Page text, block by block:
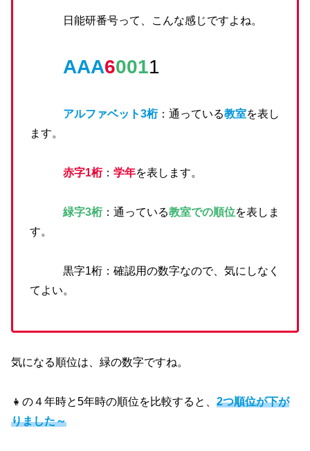
日能研番号って、こんな感じですよね。
AAA60011
アルファベット3桁：通っている教室を表し
ます。
赤字1桁： 学年を表します。
緑字3桁：通っている教室での順位を表しま
す。
黒字1桁：確認用の数字なので、気にしなく
てよい。
気になる順位は、緑の数字ですね。
👧の４年時と5年時の順位を比較すると、 2つ順位が下が
りました～